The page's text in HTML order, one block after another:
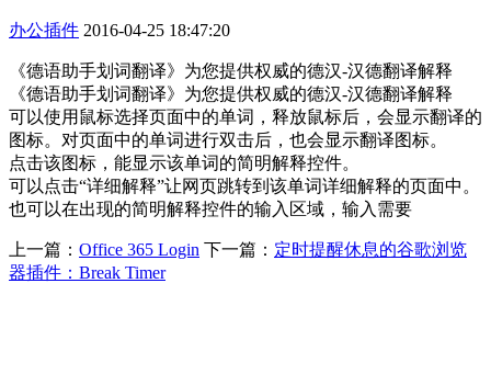
办公插件 2016-04-25 18:47:20
《德语助手划词翻译》为您提供权威的德汉-汉德翻译解释
《德语助手划词翻译》为您提供权威的德汉-汉德翻译解释
可以使用鼠标选择页面中的单词，释放鼠标后，会显示翻译的
图标。对页面中的单词进行双击后，也会显示翻译图标。
点击该图标，能显示该单词的简明解释控件。
可以点击“详细解释”让网页跳转到该单词详细解释的页面中。
也可以在出现的简明解释控件的输入区域，输入需要
上一篇： Office 365 Login 下一篇： 定时提醒休息的谷歌浏览
器插件：Break Timer